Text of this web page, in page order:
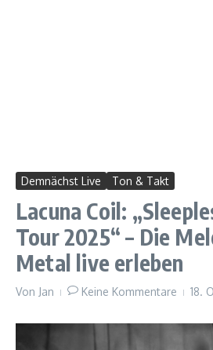
Demnächst Live Ton & Takt
Lacuna Coil:
Tour 2025“ – Die
Metal live erleben
Von Jan Keine Kommentare 18.